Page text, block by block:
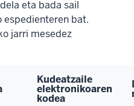
eta bada sail
espedienteren bat.
jarri mesedez
Kudeatzaile
elektronikoaren
kodea